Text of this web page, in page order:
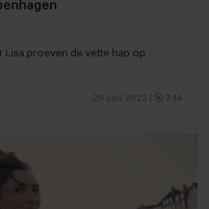
Lisa proeven de vette hap op
29 juni 2022 7:44